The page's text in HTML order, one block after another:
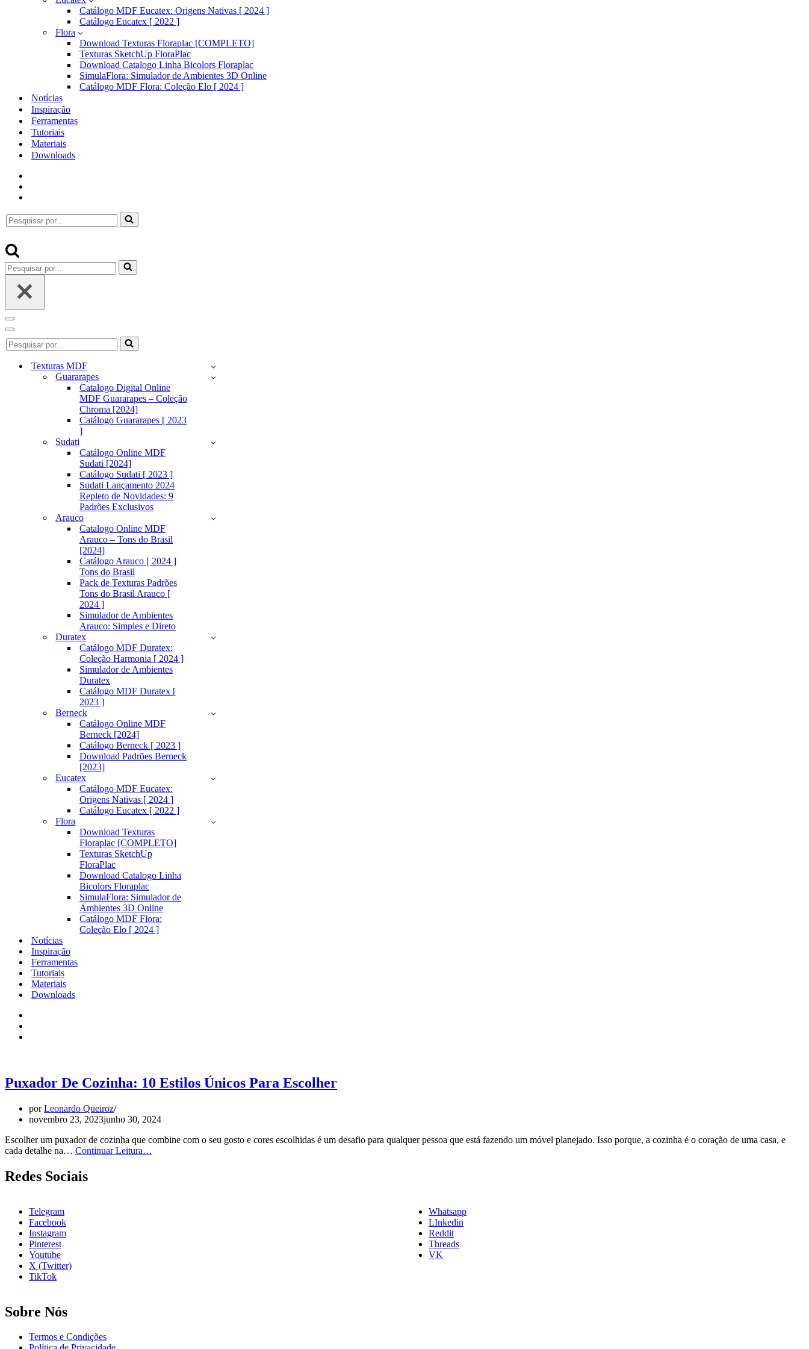
Catálogo MDF Eucatex: Origens Nativas [ 2024 ]
Catálogo Eucatex [ 2022 ]
Flora
Download Texturas Floraplac [COMPLETO]
Texturas SketchUp FloraPlac
Download Catalogo Linha Bicolors Floraplac
SimulaFlora: Simulador de Ambientes 3D Online
Catálogo MDF Flora: Coleção Elo [ 2024 ]
Notícias
Inspiração
Ferramentas
Tutoriais
Materiais
Downloads
Pesquisar
por...
Pesquisar
por...
Menu
de
navegação
Menu
de
navegação
Pesquisar
por...
Texturas MDF
Guararapes
Catalogo Digital Online
MDF Guararapes – Coleção
Chroma [2024]
Catálogo Guararapes [ 2023
]
Sudati
Catálogo Online MDF
Sudati [2024]
Catálogo Sudati [ 2023 ]
Sudati Lançamento 2024
Repleto de Novidades: 9
Padrões Exclusivos
Arauco
Catalogo Online MDF
Arauco – Tons do Brasil
[2024]
Catálogo Arauco [ 2024 ]
Tons do Brasil
Pack de Texturas Padrões
Tons do Brasil Arauco [
2024 ]
Simulador de Ambientes
Arauco: Simples e Direto
Duratex
Catálogo MDF Duratex:
Coleção Harmonia [ 2024 ]
Simulador de Ambientes
Duratex
Catálogo MDF Duratex [
2023 ]
Berneck
Catálogo Online MDF
Berneck [2024]
Catálogo Berneck [ 2023 ]
Download Padrões Berneck
[2023]
Eucatex
Catálogo MDF Eucatex:
Origens Nativas [ 2024 ]
Catálogo Eucatex [ 2022 ]
Flora
Download Texturas
Floraplac [COMPLETO]
Texturas SketchUp
FloraPlac
Download Catalogo Linha
Bicolors Floraplac
SimulaFlora: Simulador de
Ambientes 3D Online
Catálogo MDF Flora:
Coleção Elo [ 2024 ]
Notícias
Inspiração
Ferramentas
Tutoriais
Materiais
Downloads
Puxador De Cozinha: 10 Estilos Únicos Para Escolher
porLeonardo Queiroz
novembro 23, 2023junho 30, 2024
Escolher um puxador de cozinha que combine com o seu gosto e cores escolhidas é um desafio para qualquer pessoa que está fazendo um móvel planejado. Isso porque, a cozinha é o coração de uma casa, e
cada detalhe na… Continuar Leitura…
Redes Sociais
Telegram
Facebook
Instagram
Pinterest
Youtube
X (Twitter)
TikTok
Whatsapp
LInkedin
Reddit
Threads
VK
Sobre Nós
Termos e Condições